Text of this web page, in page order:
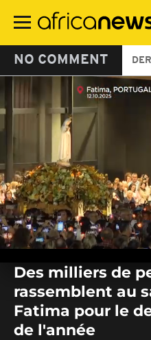
contenu
NO COMMENT
seconds
seconds
Des milliers de
rassemblent au
Fatima pour le
de l'année